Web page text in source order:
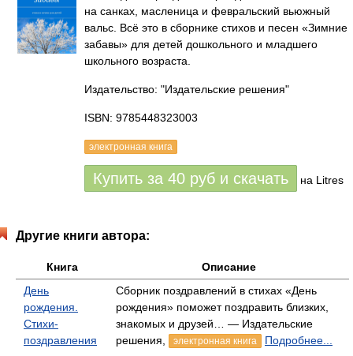
на санках, масленица и февральский вьюжный
вальс. Всё это в сборнике стихов и песен «Зимние
забавы» для детей дошкольного и младшего
школьного возраста.
Издательство: "Издательские решения"
ISBN: 9785448323003
электронная книга
Купить за 40 руб и скачать на Litres
Другие книги автора:
Книга
Описание
День
рождения.
Стихи-
поздравления
Сборник поздравлений в стихах «День
рождения» поможет поздравить близких,
знакомых и друзей… — Издательские
решения,
электронная книга
Подробнее...